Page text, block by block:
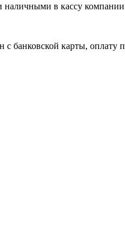
в кассу
банковской карты, оплату